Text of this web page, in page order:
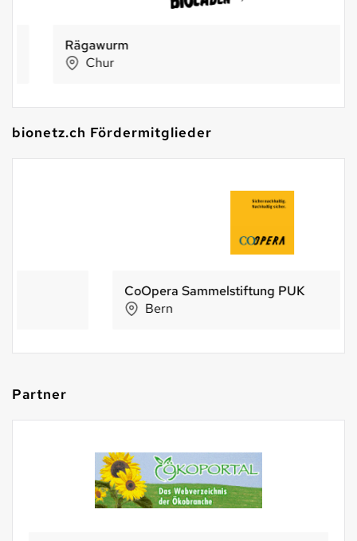
Rägawurm
Chur
bionetz.ch Fördermitglieder
CoOpera Sammelstiftung PUK
Partner